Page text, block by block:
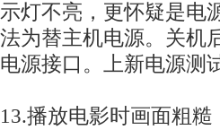
示灯不亮，更怀疑是电
法为替主机电源。关机
电源接口。上新电源测
13.播放电影时画面粗糙